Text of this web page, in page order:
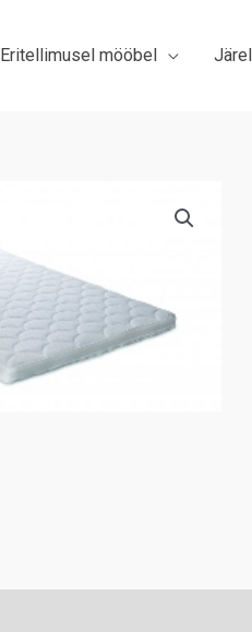
Eritellimusel mööbel